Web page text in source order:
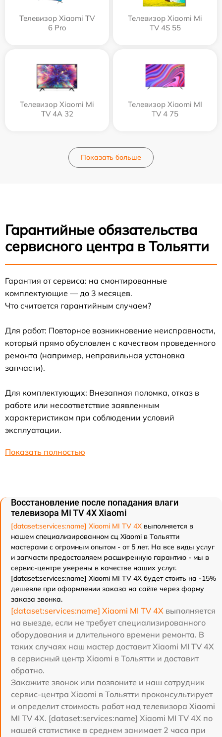
Телевизор Xiaomi TV
6 Pro
Телевизор Xiaomi Mi
TV 4S 55
Телевизор Xiaomi Mi
TV 4A 32
Телевизор Xiaomi MI
TV 4 75
Показать больше
Гарантийные обязательства
сервисного центра в Тольятти
Гарантия от сервиса: на смонтированные
комплектующие — до 3 месяцев.
Что считается гарантийным случаем?
Для работ: Повторное возникновение неисправности,
который прямо обусловлен с качеством проведенного
ремонта (например, неправильная установка
запчасти).
Для комплектующих: Внезапная поломка, отказ в
работе или несоответствие заявленным
характеристикам при соблюдении условий
эксплуатации.
Показать полностью
Восстановление после попадания влаги
телевизора MI TV 4X Xiaomi
[dataset:services:name] Xiaomi MI TV 4X выполняется в
нашем специализированном сц Xiaomi в Тольятти
мастерами с огромным опытом - от 5 лет. На все виды услуг
и запчасти предоставляем расширенную гарантию - мы в
сервис-центре уверены в качестве наших услуг.
[dataset:services:name] Xiaomi MI TV 4X будет стоить на -15%
дешевле при оформлении заказа на сайте через форму
заказа звонка.
[dataset:services:name] Xiaomi MI TV 4X выполняется
на выезде, если не требует специализированного
оборудования и длительного времени ремонта. В
таких случаях наш мастер доставит Xiaomi MI TV 4X
в сервисный центр Xiaomi в Тольятти и доставит
обратно.
Закажите звонок или позвоните и наш сотрудник
сервис-центра Xiaomi в Тольятти проконсультирует
и определит стоимость работ над телевизора Xiaomi
MI TV 4X. [dataset:services:name] Xiaomi MI TV 4X по
нашей статистике в среднем занимает 2 часа при